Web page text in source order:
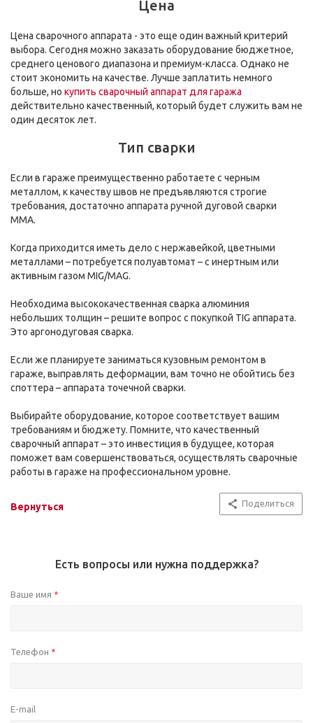
Цена
Цена сварочного аппарата - это еще один важный критерий
выбора. Сегодня можно заказать оборудование бюджетное,
среднего ценового диапазона и премиум-класса. Однако не
стоит экономить на качестве. Лучше заплатить немного
больше, но купить сварочный аппарат для гаража
действительно качественный, который будет служить вам не
один десяток лет.
Тип сварки
Если в гараже преимущественно работаете с черным
металлом, к качеству швов не предъявляются строгие
требования, достаточно аппарата ручной дуговой сварки
MMA.
Когда приходится иметь дело с нержавейкой, цветными
металлами – потребуется полуавтомат – с инертным или
активным газом MIG/MAG.
Необходима высококачественная сварка алюминия
небольших толщин – решите вопрос с покупкой TIG аппарата.
Это аргонодуговая сварка.
Если же планируете заниматься кузовным ремонтом в
гараже, выправлять деформации, вам точно не обойтись без
споттера – аппарата точечной сварки.
Выбирайте оборудование, которое соответствует вашим
требованиям и бюджету. Помните, что качественный
сварочный аппарат – это инвестиция в будущее, которая
поможет вам совершенствоваться, осуществлять сварочные
работы в гараже на профессиональном уровне.
Вернуться Поделиться
Есть вопросы или нужна поддержка?
Ваше имя *
Телефон *
E-mail